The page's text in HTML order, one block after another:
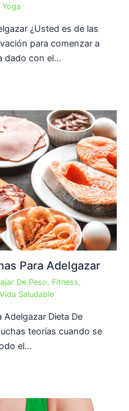
Yoga
¿Usted es de las
para comenzar a
dado con el…
Para Adelgazar
De Peso, Fitness,
Vida Saludable
Adelgazar Dieta De
teorías cuando se
el…